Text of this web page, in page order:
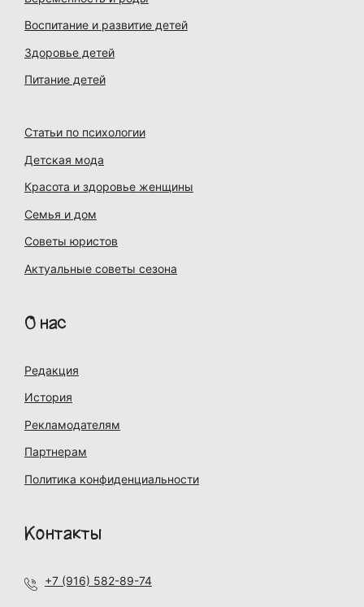
Воспитание и развитие детей
Здоровье детей
Питание детей
Статьи по психологии
Детская мода
Красота и здоровье женщины
Семья и дом
Советы юристов
Актуальные советы сезона
О нас
Редакция
История
Рекламодателям
Партнерам
Политика конфиденциальности
Контакты
+7 (916) 582-89-74